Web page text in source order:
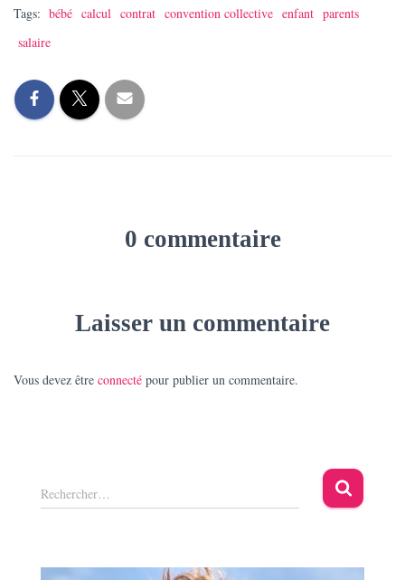
Tags: bébé calcul contrat convention collective enfant parents
salaire
0 commentaire
Laisser un commentaire
Vous devez être connecté pour publier un commentaire.
R
e
e
Rechercher…